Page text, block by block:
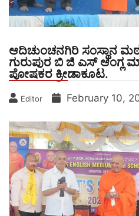
ಆದಿಚುಂಚನಗಿರಿ ಸಂಸ್ಥಾನ
ಗುರುಪುರ ಬಿ ಜಿ ಎಸ್ ಆಂಗ್ಲ
ಪೋಷಕರ ಕ್ರೀಡಾಕೂಟ.
Editor February 10,